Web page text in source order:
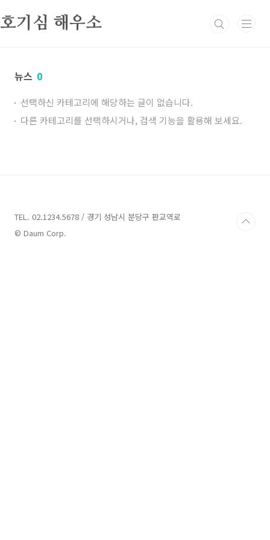
호기심 해우소
뉴스 0
선택하신 카테고리에 해당하는 글이 없습니다.
다른 카테고리를 선택하시거나, 검색 기능을 활용해 보세요.
TEL. 02.1234.5678 / 경기 성남시 분당구 판교역로
© Daum Corp.